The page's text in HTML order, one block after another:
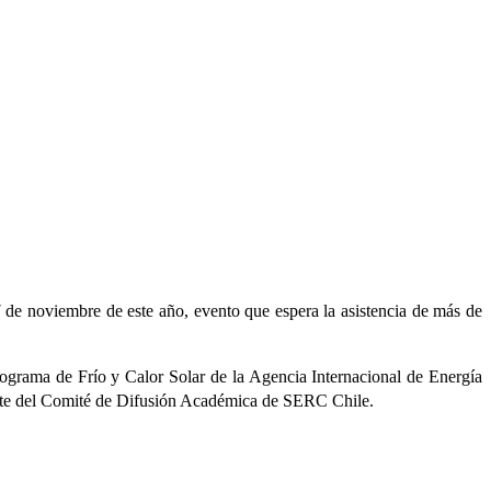
noviembre de este año, evento que espera la asistencia de más de
de Frío y Calor Solar de la Agencia Internacional de Energía
del Comité de Difusión Académica de SERC Chile.